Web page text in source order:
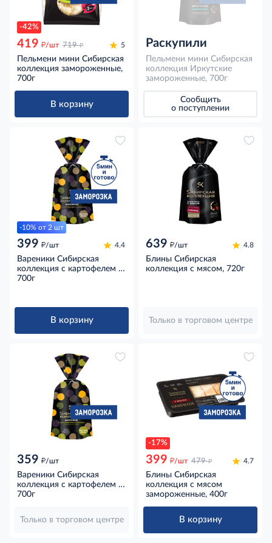
-42%
419 д/шт 719 д 5
Пельмени мини Сибирская
коллекция замороженные,
700г
В корзину
Раскупили
Пельмени мини Сибирская
коллекция Иркутские
замороженные, 700г
Сообщить
о поступлении
-10% от 2 шт
399 д/шт 4.4
Вареники Сибирская
коллекция с картофелем и
грибами замороженные,
700г
В корзину
639 д/шт 4.8
Блины Сибирская
коллекция с мясом, 720г
Только в торговом центре
359 д/шт
Вареники Сибирская
коллекция с картофелем и
зеленью Прованские травы
700г
Только в торговом центре
-17%
399 д/шт 479 д 4.7
Блины Сибирская
коллекция с мясом
замороженные, 400г
В корзину